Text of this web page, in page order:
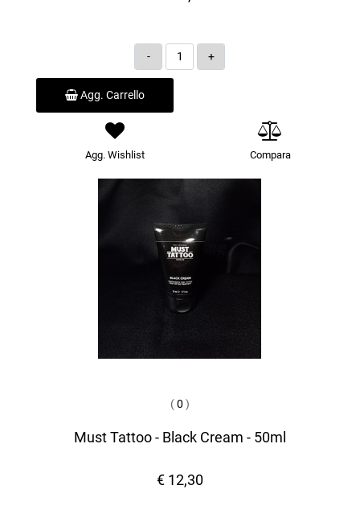
Quantità
Agg. Carrello
Agg. Wishlist Compara
(0 )
Must Tattoo - Black Cream - 50ml
€ 12,30